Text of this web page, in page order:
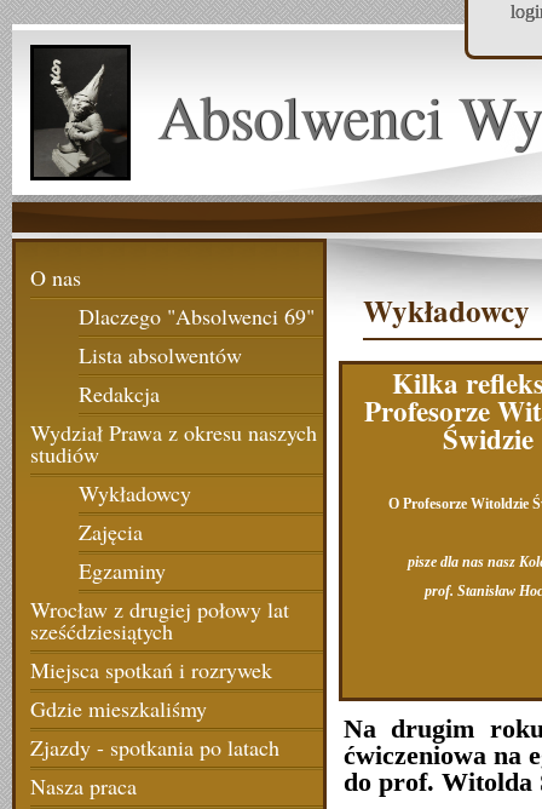
Absolwenci
O nas
Dlaczego "Absolwenci 69"
Lista absolwentów
Redakcja
Wydział Prawa z okresu naszych
studiów
Wykładowcy
Zajęcia
Egzaminy
Wrocław z drugiej połowy lat
sześćdziesiątych
Miejsca spotkań i rozrywek
Gdzie mieszkaliśmy
Zjazdy - spotkania po latach
Nasza praca
Wykładowcy
Kilka
Profesorze
Świdzie
O Profesorze Witoldzie
pisze dla nas nasz
prof. Stanisław Hoc
Na drugim
ćwiczeniowa na
do prof. Witolda